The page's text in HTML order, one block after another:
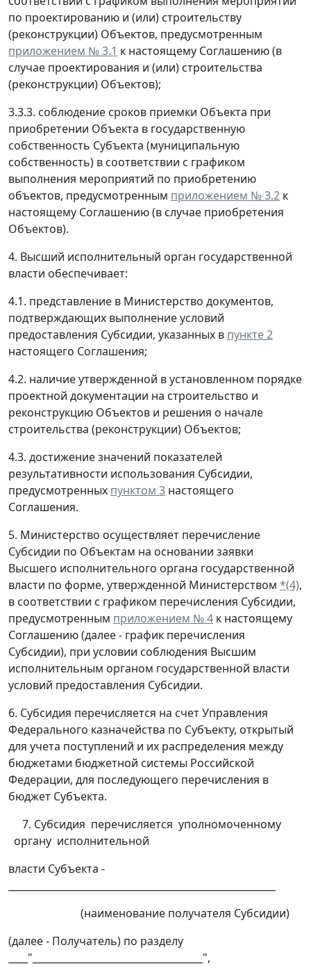
по проектированию и (или) строительству
(реконструкции) Объектов, предусмотренным
приложением № 3.1 к настоящему Соглашению (в
случае проектирования и (или) строительства
(реконструкции) Объектов);
3.3.3. соблюдение сроков приемки Объекта при
приобретении Объекта в государственную
собственность Субъекта (муниципальную
собственность) в соответствии с графиком
выполнения мероприятий по приобретению
объектов, предусмотренным приложением № 3.2 к
настоящему Соглашению (в случае приобретения
Объектов).
4. Высший исполнительный орган государственной
власти обеспечивает:
4.1. представление в Министерство документов,
подтверждающих выполнение условий
предоставления Субсидии, указанных в пункте 2
настоящего Соглашения;
4.2. наличие утвержденной в установленном порядке
проектной документации на строительство и
реконструкцию Объектов и решения о начале
строительства (реконструкции) Объектов;
4.3. достижение значений показателей
результативности использования Субсидии,
предусмотренных пунктом 3 настоящего
Соглашения.
5. Министерство осуществляет перечисление
Субсидии по Объектам на основании заявки
Высшего исполнительного органа государственной
власти по форме, утвержденной Министерством *(4),
в соответствии с графиком перечисления Субсидии,
предусмотренным приложением № 4 к настоящему
Соглашению (далее - график перечисления
Субсидии), при условии соблюдения Высшим
исполнительным органом государственной власти
условий предоставления Субсидии.
6. Субсидия перечисляется на счет Управления
Федерального казначейства по Субъекту, открытый
для учета поступлений и их распределения между
бюджетами бюджетной системы Российской
Федерации, для последующего перечисления в
бюджет Субъекта.
7. Субсидия перечисляется уполномоченному
органу исполнительной
власти Субъекта -
(наименование получателя Субсидии)
(далее - Получатель) по разделу
____"___________________________________",